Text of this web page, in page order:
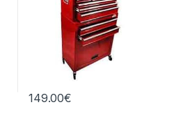
149.00€